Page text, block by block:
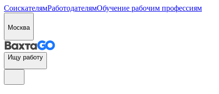
СоискателямРаботодателямОбучение рабочим профессиям
Москва
Ищу работу